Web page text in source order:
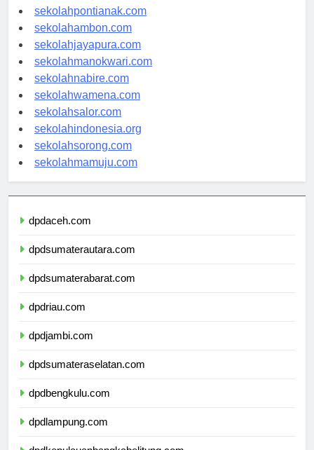
sekolahbanjarbaru.com
sekolahpontianak.com
sekolahambon.com
sekolahjayapura.com
sekolahmanokwari.com
sekolahnabire.com
sekolahwamena.com
sekolahsalor.com
sekolahindonesia.org
sekolahsorong.com